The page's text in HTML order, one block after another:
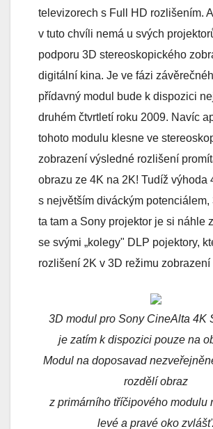
televizorech s Full HD rozlišením.
v tuto chvíli nemá u svých
podporu 3D stereoskopického
digitální kina. Je ve fázi
přídavný modul bude k dispozici
druhém čtvrtletí roku 2009. Navíc
tohoto modulu klesne ve
zobrazení výsledné rozlišení
obrazu ze 4K na 2K! Tudíž výhoda
s největším diváckým potenciálem,
ta tam a Sony projektor je si náhle
se svými „kolegy" DLP pojektory,
rozlišení 2K v 3D režimu zobrazení
3D modul pro Sony CineAlta 4K
je zatím k dispozici pouze na
Modul na doposavad
rozdělí obraz
z primárního tříčipového modulu
levé a pravé oko zvlášť.